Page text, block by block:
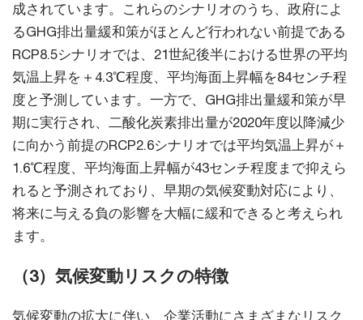
成されています。これらのシナリオのうち、政府によ
るGHG排出量緩和策がほとんど行われない前提である
RCP8.5シナリオでは、21世紀後半における世界の平均
気温上昇を＋4.3℃程度、平均海面上昇幅を84センチ程
度と予測しています。一方で、GHG排出量緩和策が早
期に実行され、二酸化炭素排出量が2020年度以降減少
に向かう前提のRCP2.6シナリオでは平均気温上昇が＋
1.6℃程度、平均海面上昇幅が43センチ程度まで抑えら
れると予測されており、早期の気候変動対応により、
将来に与える負の影響を大幅に緩和できると考えられ
ます。
（3）気候変動リスクの特徴
気候変動の拡大に伴い、企業活動にさまざまなリスク